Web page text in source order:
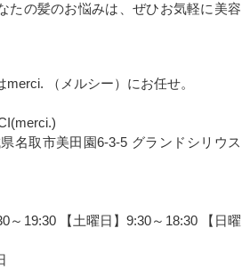
たの髪のお悩みは、ぜひお気軽に美容
（メルシー）にお任せ。
名取市美田園6-3-5 グランドシリウス
～19:30 【土曜日】9:30～18:30 【日曜